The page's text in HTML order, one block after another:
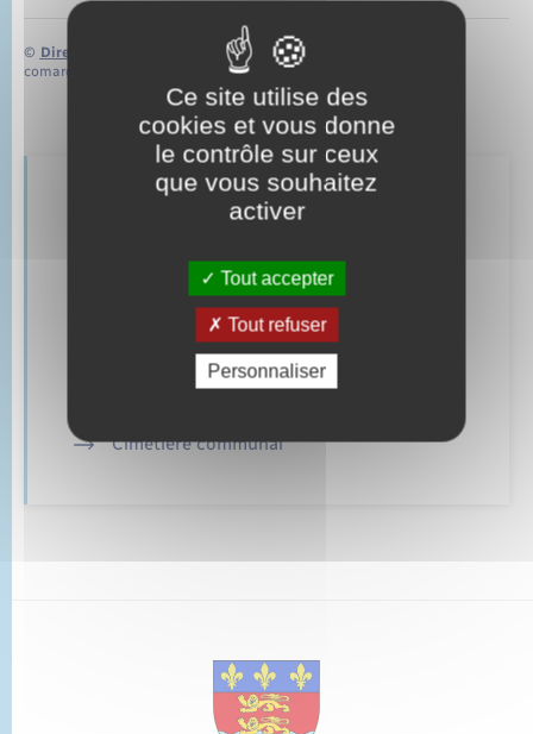
© Direction de l’information légale et administrative
comarquage developpé par
baseo.io
Retrouvez aussi
Parrainage civil
Mariage – PACS
Documents d’identité
Cimetière communal
Ce site utilise des
cookies et vous donne
le contrôle sur ceux
que vous souhaitez
activer
Tout accepter
Tout refuser
Personnaliser